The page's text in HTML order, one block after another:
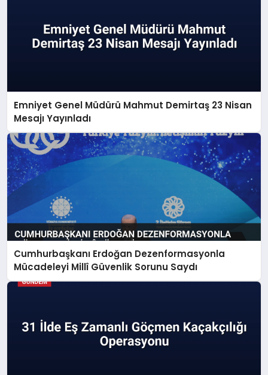
Emniyet Genel Müdürü Mahmut Demirtaş 23 Nisan
Mesajı Yayınladı
Cumhurbaşkanı Erdoğan Dezenformasyonla
Mücadeleyi Millî Güvenlik Sorunu Saydı